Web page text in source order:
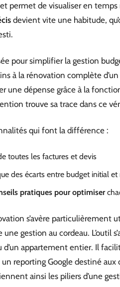
permet de visualiser en
devient vite une habitude,
pour simplifier la gestion
à la rénovation complète
une dépense grâce à la
trouve sa trace dans ce
qui font la différence :
toutes les factures et devis
des écarts entre budget initial et
pratiques pour optimiser
s’avère particulièrement
gestion au cordeau. L’outil
d’un appartement entier. Il
reporting Google destiné
ainsi les piliers d’une